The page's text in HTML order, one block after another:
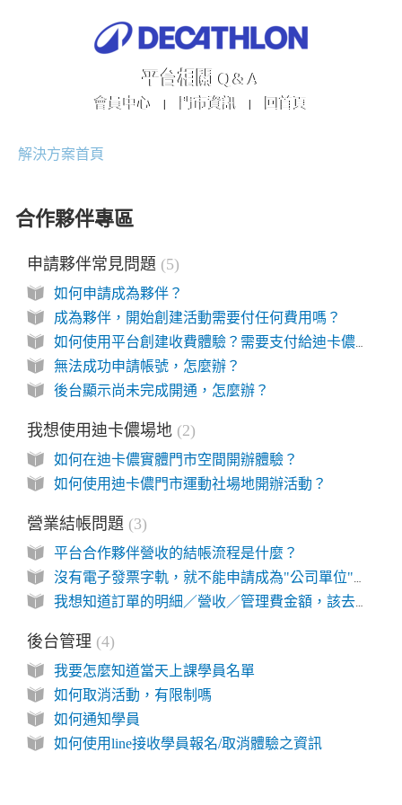
平台相關 Q&A
會員中心 門市資訊 回首頁
解決方案首頁
合作夥伴專區
申請夥伴常見問題 5
如何申請成為夥伴？
成為夥伴，開始創建活動需要付任何費用嗎？
無法成功申請帳號，怎麼辦？
後台顯示尚未完成開通，怎麼辦？
我想使用迪卡儂場地 2
如何在迪卡儂實體門市空間開辦體驗？
如何使用迪卡儂門市運動社場地開辦活動？
營業結帳問題 3
平台合作夥伴營收的結帳流程是什麼？
後台管理 4
我要怎麼知道當天上課學員名單
如何取消活動，有限制嗎
如何通知學員
如何使用line接收學員報名/取消體驗之資訊